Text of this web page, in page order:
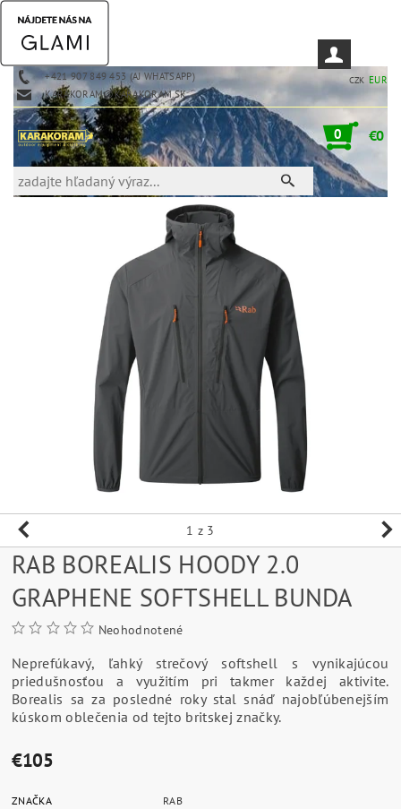
+421 907 849 453 (AJ WHATSAPP)
KARAKORAM@KARAKORAM.SK
CZK EUR
0 €0
1 z 3
RAB BOREALIS HOODY 2.0
GRAPHENE SOFTSHELL BUNDA
Neohodnotené
Neprefúkavý, ľahký strečový softshell s vynikajúcou
priedušnosťou a využitím pri takmer každej aktivite.
Borealis sa za posledné roky stal snáď najobľúbenejším
kúskom oblečenia od tejto britskej značky.
€105
ZNAČKA
RAB